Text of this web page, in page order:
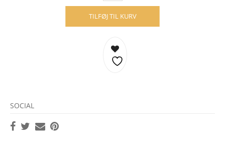
TILFØJ TIL KURV
SOCIAL